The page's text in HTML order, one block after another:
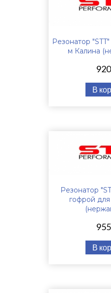
Резонатор
м Калина
В
Резонатор
гофрой
В